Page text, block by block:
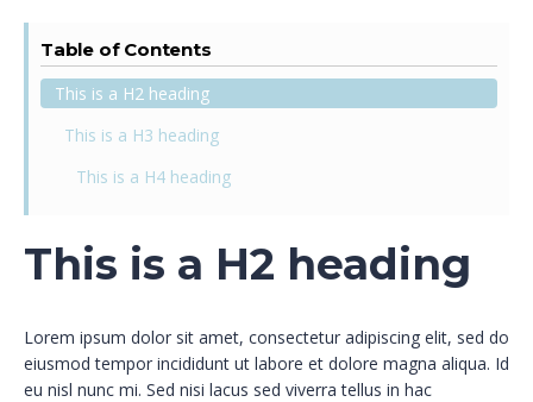
Table of Contents
This is a H2 heading
This is a H3 heading
This is a H4 heading
This is a H2 heading
Lorem ipsum dolor sit amet, consectetur adipiscing elit, sed do
eiusmod tempor incididunt ut labore et dolore magna aliqua. Id
eu nisl nunc mi. Sed nisi lacus sed viverra tellus in hac